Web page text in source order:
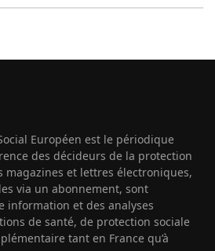
Européen est le périodique
des décideurs de la protection
magazines et lettres électroniques,
via un abonnement, sont
information et des analyses
de santé, de protection sociale
tant en France qu’à